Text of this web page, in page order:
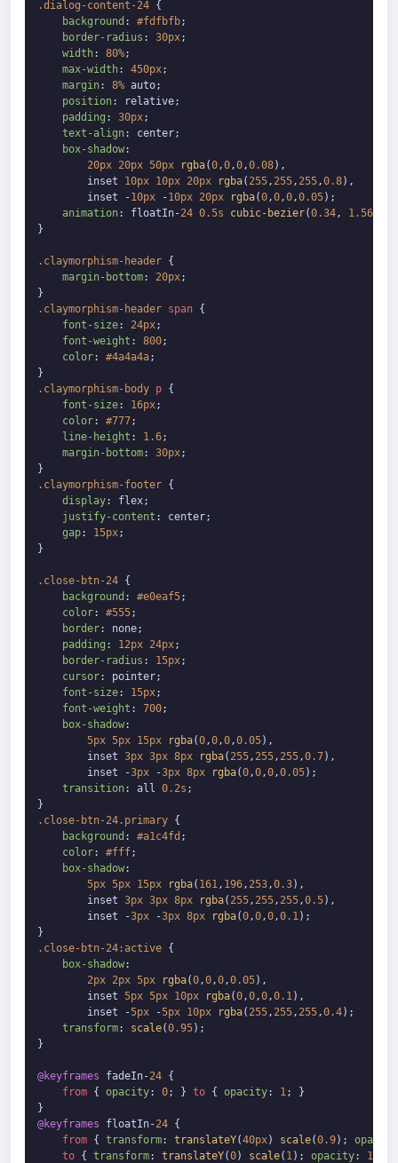
.dialog-content-24 {
background : #fdfbfb;
border-radius : 30px;
width: 80%;
max-width: 450px;
margin: 8% auto;
position: relative;
padding : 30px;
text-align: center;
box-shadow:
20px 20px 50px rgba(0,0,0,0.08),
        inset
10px 10px 20px rgba( 255, 255, 255,0.8),
        inset -
10px -10px 20px rgba(0,0,0,0.05);
animation: floatIn-24 0.5s cubic-bezier(0.34, 1.56
}
.claymorphism-header {
margin-bottom: 20px;
.claymorphism-header span {
font-size: 24px;
font-weight : 800;
color: #4a4a4a;
.claymorphism-body p {
font-size: 16px;
color: #777;
line-height : 1.6;
margin-bottom: 30px;
.claymorphism-footer {
display: flex;
justify-content : center;
gap: 15px;
}
.close-btn-24 {
background : #e0eaf5;
color: #555;
border: none;
padding : 12px 24px;
border-radius : 15px;
cursor: pointer;
font-size: 15px;
font-weight : 700;
box-shadow:
5px 5px 15px rgba(0,0,0,0.05),
        inset
3px 3px 8px rgba( 255, 255, 255,0.7),
        inset -
3px -3px 8px rgba(0,0,0,0.05);
transition: all 0.2s ;
.close-btn-24.primary {
background : #a1c4fd ;
color: #fff;
box-shadow:
5px 5px 15px rgba( 161, 196, 253,0.3),
        inset
3px 3px 8px rgba( 255, 255, 255,0.5),
        inset -
3px -3px 8px rgba(0,0,0,0.1);
.close-btn-24:active {
box-shadow:
2px 2px 5px rgba(0,0,0,0.05),
        inset
5px 5px 10px rgba(0,0,0,0.1),
        inset -
5px -5px 10px rgba( 255, 255, 255,0.4);
transform: scale(0.95);
}
@keyframes fadeIn-24 {
from { opacity: 0; } to { opacity: 1; }
@keyframes floatIn-24 {
from { transform: translateY(40px) scale(0.9); opacity
to { transform: translateY(0) scale( 1); opacity: 1